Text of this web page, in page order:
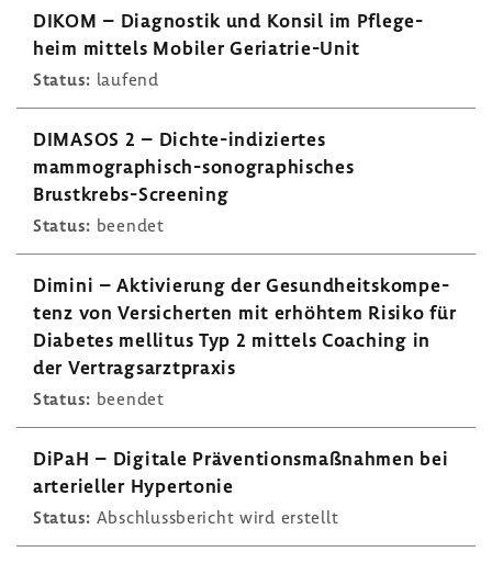
DIKOM – Diagnostik und Konsil im Pfle­ge­
heim mittels Mobiler Geriatrie-​Unit
Status: laufend
DIMASOS 2 – Dichte-​indiziertes
mammographisch-​sonographisches
Brustkrebs-​Screening
Status: beendet
Dimini – Akti­vie­rung der Gesund­heits­kom­pe­
tenz von Versi­cherten mit erhöhtem Risiko für
Diabetes mellitus Typ 2 mittels Coaching in
der Vertrags­arzt­praxis
Status: beendet
DiPaH – Digi­tale Präven­ti­ons­maß­nahmen bei
arte­ri­eller Hyper­tonie
Status: Abschluss­be­richt wird erstellt